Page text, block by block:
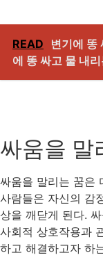
READ
변기에 똥
에 똥 싸고 물 내
싸움을 말
싸움을 말리는 꿈은
사람들은 자신의 감
상을 깨닫게 된다.
사회적 상호작용과
하고 해결하고자 하